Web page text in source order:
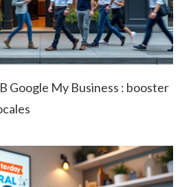
Google My Business : booster